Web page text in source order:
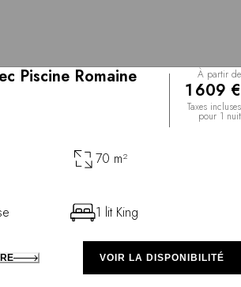
Piscine Romaine
À partir de
1 609 €
Taxes incluses
pour 1 nuit
70 m²
1 lit King
VOIR LA DISPONIBILITÉ